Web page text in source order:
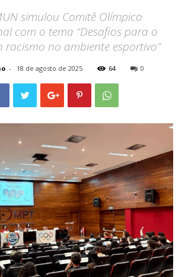
simulou Comitê Olímpico
com o tema “Desafios para o
racismo no ambiente esportivo”
- 18 de agosto de 2025 64 0